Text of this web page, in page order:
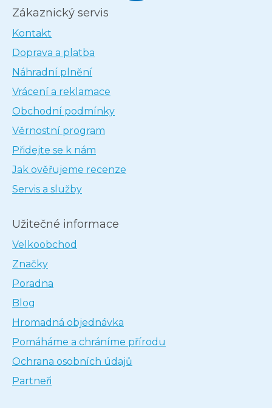
Zákaznický servis
Kontakt
Doprava a platba
Náhradní plnění
Vrácení a reklamace
Obchodní podmínky
Věrnostní program
Přidejte se k nám
Jak ověřujeme recenze
Servis a služby
Užitečné informace
Velkoobchod
Značky
Poradna
Blog
Hromadná objednávka
Pomáháme a chráníme přírodu
Ochrana osobních údajů
Partneři